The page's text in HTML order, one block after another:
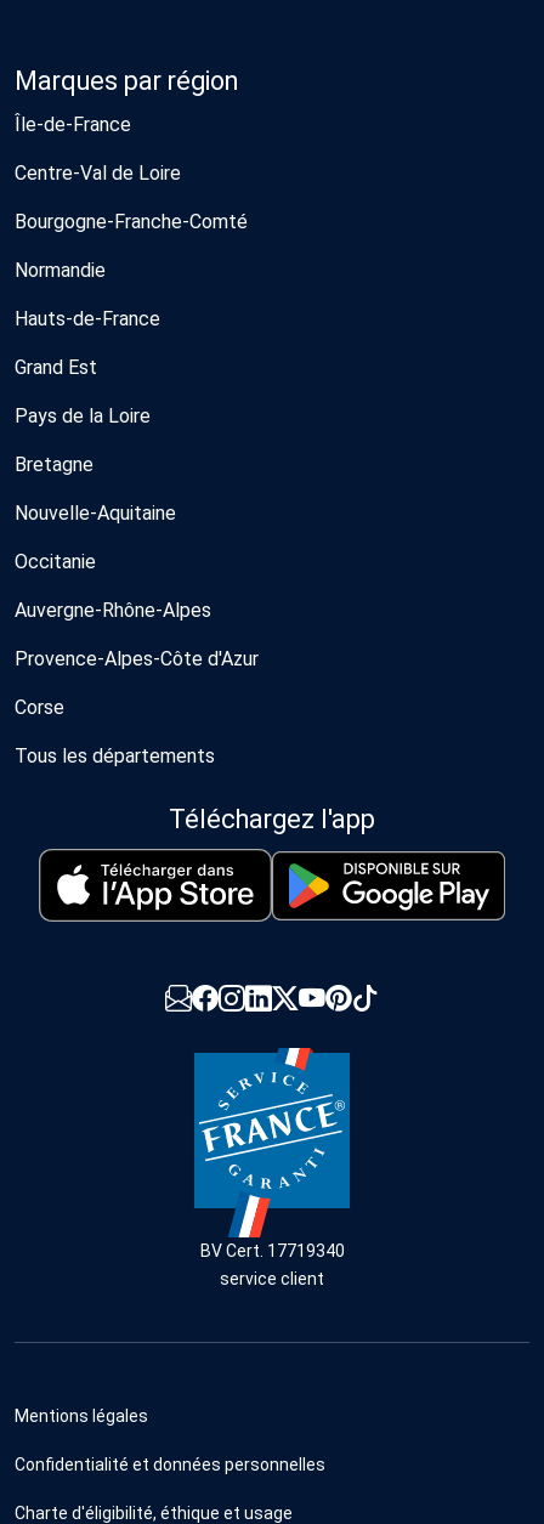
Marques par région
Île-de-France
Centre-Val de Loire
Bourgogne-Franche-Comté
Normandie
Hauts-de-France
Grand Est
Pays de la Loire
Bretagne
Nouvelle-Aquitaine
Occitanie
Auvergne-Rhône-Alpes
Provence-Alpes-Côte d'Azur
Corse
Tous les départements
Téléchargez l'app
BV Cert. 17719340
service client
Mentions légales
Confidentialité et données personnelles
Charte d'éligibilité, éthique et usage